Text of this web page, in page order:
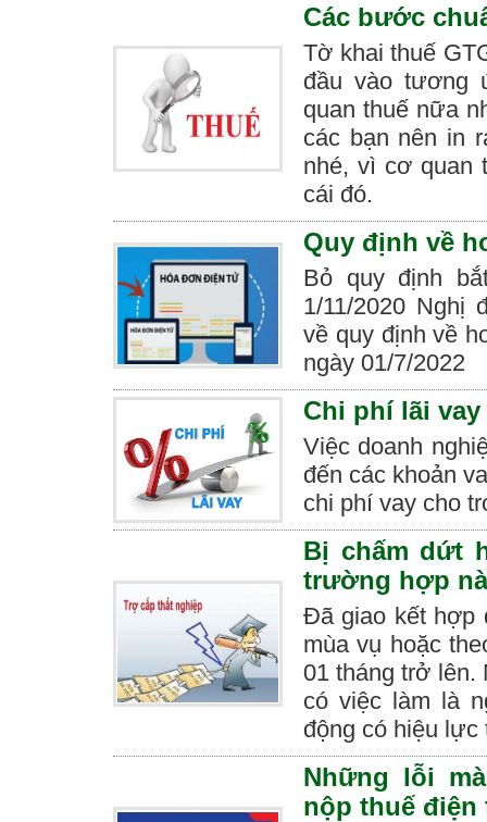
Các bước
Tờ khai thuế
đầu vào tương
quan thuế nữa
các bạn nên in
nhé, vì cơ quan
cái đó.
Quy định về
Bỏ quy định
1/11/2020 Nghị
về quy định về
ngày 01/7/2022
Chi phí lãi
Việc doanh
đến các khoản
chi phí vay cho
Bị chấm dứt
trường hợp
Đã giao kết hợp
mùa vụ hoặc
01 tháng trở lên.
có việc làm là
động có hiệu lực
Những lỗi
nộp thuế điện